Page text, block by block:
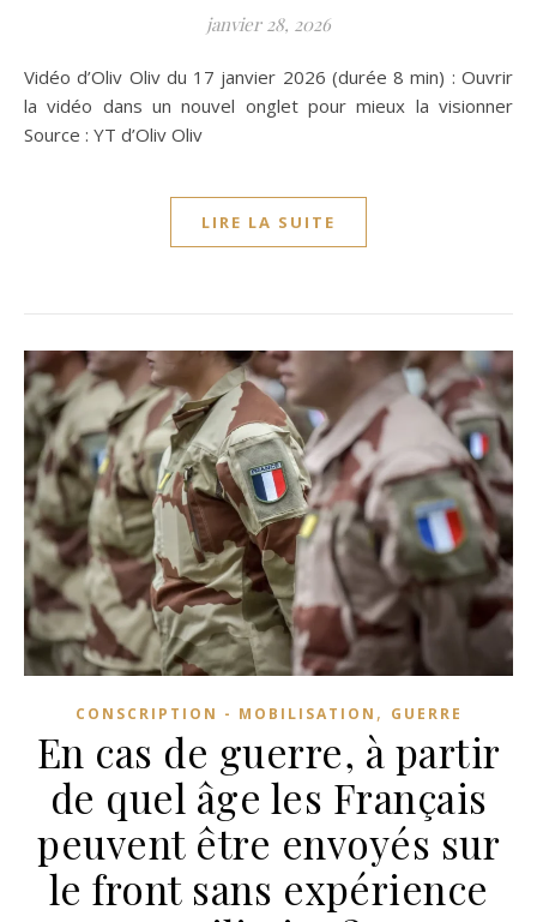
janvier 28, 2026
Vidéo d’Oliv Oliv du 17 janvier 2026 (durée 8 min) : Ouvrir
la vidéo dans un nouvel onglet pour mieux la visionner
Source : YT d’Oliv Oliv
LIRE LA SUITE
CONSCRIPTION - MOBILISATION , GUERRE
En cas de guerre, à partir
de quel âge les Français
peuvent être envoyés sur
le front sans expérience